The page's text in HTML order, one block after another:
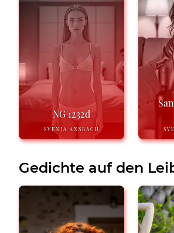
NG 1232d
SVENJA ANSBACH
Gedichte auf den